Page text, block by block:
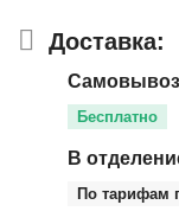
Доставка:
Самовывоз
Бесплатно
В
По тарифам